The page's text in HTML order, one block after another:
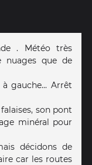
. Météo très
nuages que de
gauche... Arrêt
son pont
minéral pour
décidons de
car les routes